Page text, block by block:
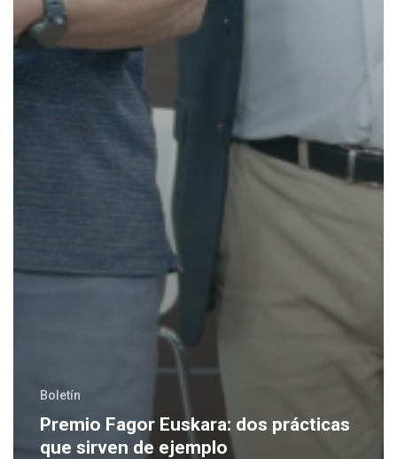
Boletín
Premio Fagor Euskara: dos prácticas
que sirven de ejemplo